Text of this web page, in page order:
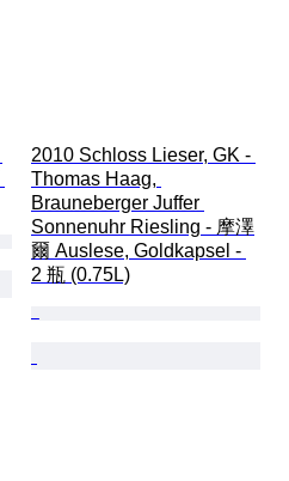
2010 Schloss Lieser, GK -
Thomas Haag,
Brauneberger Juffer
Sonnenuhr Riesling - 摩澤
爾 Auslese, Goldkapsel -
2 瓶 (0.75L)